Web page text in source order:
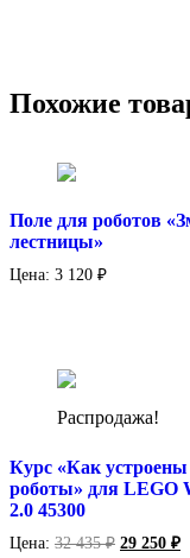
Похожие
Поле для роботов
лестницы»
Цена: 3 120 ₽
Распродажа!
Курс «Как устроены
роботы» для LEGO
2.0 45300
Цена: 32 435₽ 29 250 ₽